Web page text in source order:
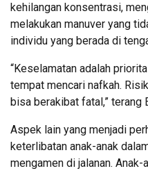
kehilangan konsentrasi,
melakukan manuver yang
individu yang berada di
“Keselamatan adalah
tempat mencari nafkah.
bisa berakibat fatal,” terang
Aspek lain yang menjadi
keterlibatan anak-anak
mengamen di jalanan.